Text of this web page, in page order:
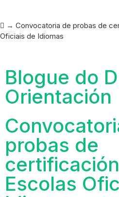
→ Convocatoria de probas de
Oficiais de Idiomas
Blogue do
Orientación
probas de
Escolas